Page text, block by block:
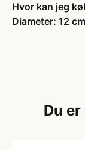
Hvor kan jeg
Diameter: 12
Du